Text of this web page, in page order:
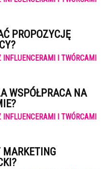
PROPOZYCJĘ
I TWÓRCAMI
WSPÓŁPRACA NA
I TWÓRCAMI
MARKETING